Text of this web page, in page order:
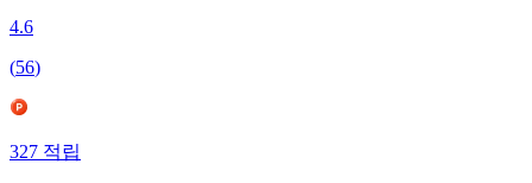
4.6
(56)
327적립